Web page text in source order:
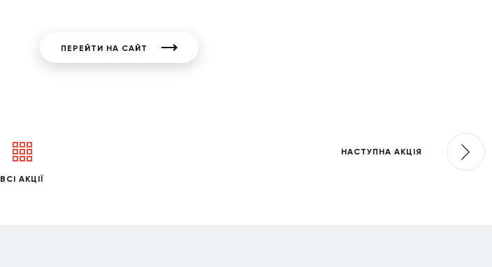
ПЕРЕЙТИ НА САЙТ
ВСІ АКЦІЇ
НАСТУПНА АКЦІЯ